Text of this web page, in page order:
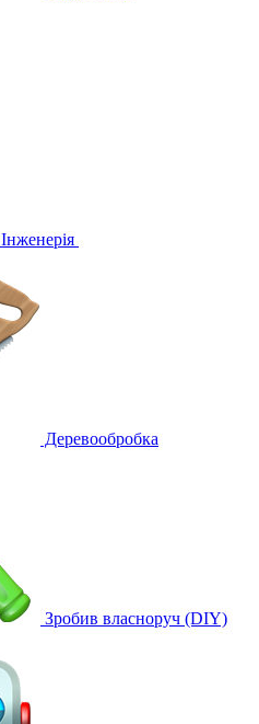
Інженерія
Деревообробка
Зробив власноруч (DIY)